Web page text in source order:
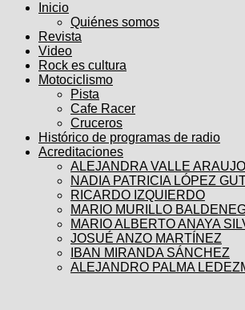
Inicio
Quiénes somos
Revista
Video
Rock es cultura
Motociclismo
Pista
Cafe Racer
Cruceros
Histórico de programas de radio
Acreditaciones
ALEJANDRA VALLE ARAUJO
NADIA PATRICIA LÓPEZ
RICARDO IZQUIERDO
MARIO MURILLO
MARIO ALBERTO ANAYA
JOSUÉ ANZO MARTÍNEZ
IBAN MIRANDA SÁNCHEZ
ALEJANDRO PALMA